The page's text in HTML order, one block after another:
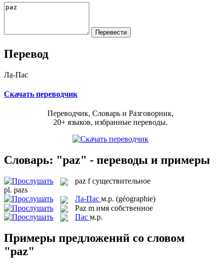
Перевод
Ла-Пас
Скачать переводчик
Переводчик, Словарь и Разговорник,
20+ языков, избранные переводы.
Словарь: "paz" - переводы и примеры
paz f существительное
pl. pazs
Ла-Пас м.р. (géographie)
Paz m имя собственное
Пас м.р.
Примеры предложений со словом
"paz"